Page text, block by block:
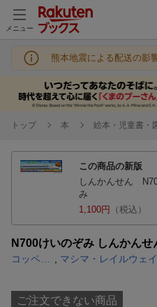
メニュー
熊本地震による配送の影
トップ 本 絵本・児童書・
この商品の新版
しんかんせん
み
1,100円
（税込）
N700けいのぞみ しんかんせ
ご注文できない商品